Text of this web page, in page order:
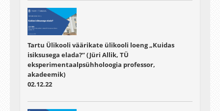
Tartu Ülikooli väärikate ülikooli loeng „Kuidas
isiksusega elada?“ (Jüri Allik, TÜ
eksperimentaalpsühholoogia professor,
akadeemik)
02.12.22